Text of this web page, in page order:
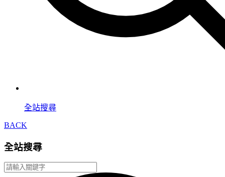
全站搜尋
BACK
全站搜尋